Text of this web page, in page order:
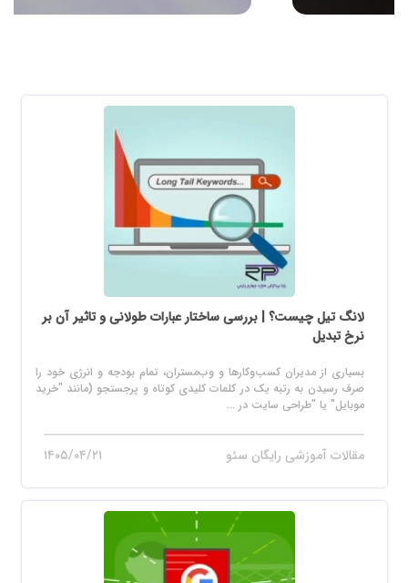
لانگ تیل چیست؟ | بررسی ساختار عبارات طولانی و تاثیر آن بر
نرخ تبدیل
بسیاری از مدیران کسب‌وکارها و وب‌مستران، تمام بودجه و انرژی خود را
صرف رسیدن به رتبه یک در کلمات کلیدی کوتاه و پرجستجو (مانند "خرید
موبایل" یا "طراحی سایت در ...
مقالات آموزشی رایگان سئو ۱۴۰۵/۰۴/۲۱